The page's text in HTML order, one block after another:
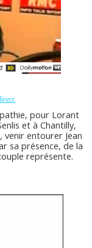
pour Lorant
et à Chantilly,
entourer Jean
sa présence, de la
représente.